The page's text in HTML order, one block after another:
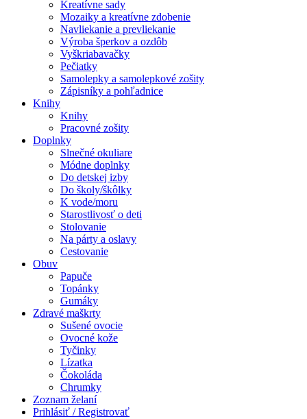
Kreatívne sady
Mozaiky a kreatívne zdobenie
Navliekanie a prevliekanie
Výroba šperkov a ozdôb
Vyškriabavačky
Pečiatky
Samolepky a samolepkové zošity
Zápisníky a pohľadnice
Knihy
Knihy
Pracovné zošity
Doplnky
Slnečné okuliare
Módne doplnky
Do detskej izby
Do školy/škôlky
K vode/moru
Starostlivosť o deti
Stolovanie
Na párty a oslavy
Cestovanie
Obuv
Papuče
Topánky
Gumáky
Zdravé maškrty
Sušené ovocie
Ovocné kože
Tyčinky
Lízatka
Čokoláda
Chrumky
Zoznam želaní
Prihlásiť / Registrovať